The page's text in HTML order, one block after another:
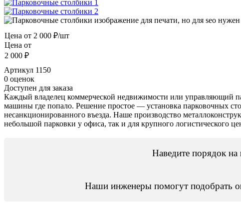
Цена от 2 000 ₽/шт
Цена от
2 000 ₽
Артикул 1150
0 оценок
Доступен для заказа
Каждый владелец коммерческой недвижимости или управляющий
машины где попало. Решение простое — установка парковочных
несанкционированного въезда. Наше производство
небольшой парковки у офиса, так и для крупного логистического
Наведите порядок на
Наши инженеры помогут подобрать